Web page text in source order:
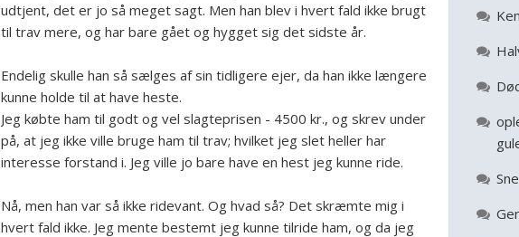
udtjent, det er jo så meget sagt. Men han blev i hvert fald ikke brugt
til trav mere, og har bare gået og hygget sig det sidste år.
Endelig skulle han så sælges af sin tidligere ejer, da han ikke længere
kunne holde til at have heste.
Jeg købte ham til godt og vel slagteprisen - 4500 kr., og skrev under
på, at jeg ikke ville bruge ham til trav; hvilket jeg slet heller har
interesse forstand i. Jeg ville jo bare have en hest jeg kunne ride.
Nå, men han var så ikke ridevant. Og hvad så? Det skræmte mig i
hvert fald ikke. Jeg mente bestemt jeg kunne tilride ham, og da jeg